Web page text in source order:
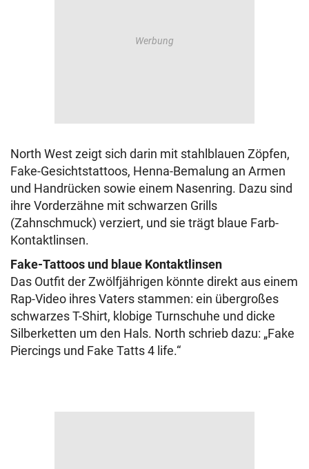
North West zeigt sich darin mit stahlblauen Zöpfen,
Fake-Gesichtstattoos, Henna-Bemalung an Armen
und Handrücken sowie einem Nasenring. Dazu sind
ihre Vorderzähne mit schwarzen Grills
(Zahnschmuck) verziert, und sie trägt blaue Farb-
Kontaktlinsen.
Fake-Tattoos und blaue Kontaktlinsen
Das Outfit der Zwölfjährigen könnte direkt aus einem
Rap-Video ihres Vaters stammen: ein übergroßes
schwarzes T-Shirt, klobige Turnschuhe und dicke
Silberketten um den Hals. North schrieb dazu: „Fake
Piercings und Fake Tatts 4 life.“